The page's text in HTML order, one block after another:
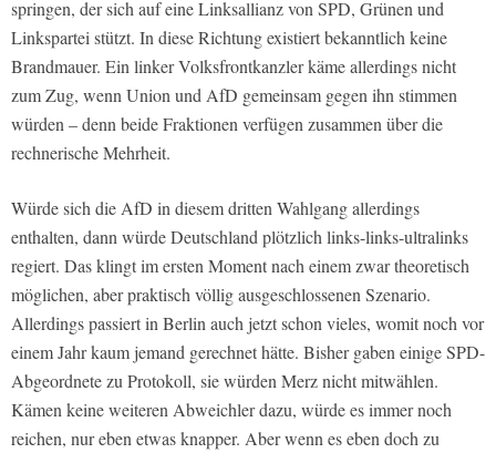
springen, der sich auf eine Linksallianz von SPD, Grünen und
Linkspartei stützt. In diese Richtung existiert bekanntlich keine
Brandmauer. Ein linker Volksfrontkanzler käme allerdings nicht
zum Zug, wenn Union und AfD gemeinsam gegen ihn stimmen
würden – denn beide Fraktionen verfügen zusammen über die
rechnerische Mehrheit.
Würde sich die AfD in diesem dritten Wahlgang allerdings
enthalten, dann würde Deutschland plötzlich links-links-ultralinks
regiert. Das klingt im ersten Moment nach einem zwar theoretisch
möglichen, aber praktisch völlig ausgeschlossenen Szenario.
Allerdings passiert in Berlin auch jetzt schon vieles, womit noch vor
einem Jahr kaum jemand gerechnet hätte. Bisher gaben einige SPD-
Abgeordnete zu Protokoll, sie würden Merz nicht mitwählen.
Kämen keine weiteren Abweichler dazu, würde es immer noch
reichen, nur eben etwas knapper. Aber wenn es eben doch zu